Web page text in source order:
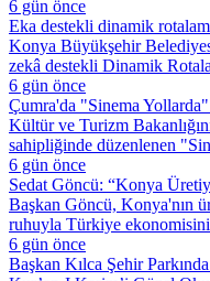
6 gün önce
Eka destekli dinamik
Konya Büyükşehir
zekâ destekli Dinamik
6 gün önce
Çumra'da "Sinema
Kültür ve Turizm
sahipliğinde düzenlenen
6 gün önce
Sedat Göncü: “Konya
Başkan Göncü, Konya'nın
ruhuyla Türkiye
6 gün önce
Başkan Kılca Şehir